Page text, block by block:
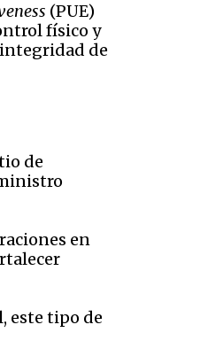
(PUE)
físico y
de
de
en
este tipo de